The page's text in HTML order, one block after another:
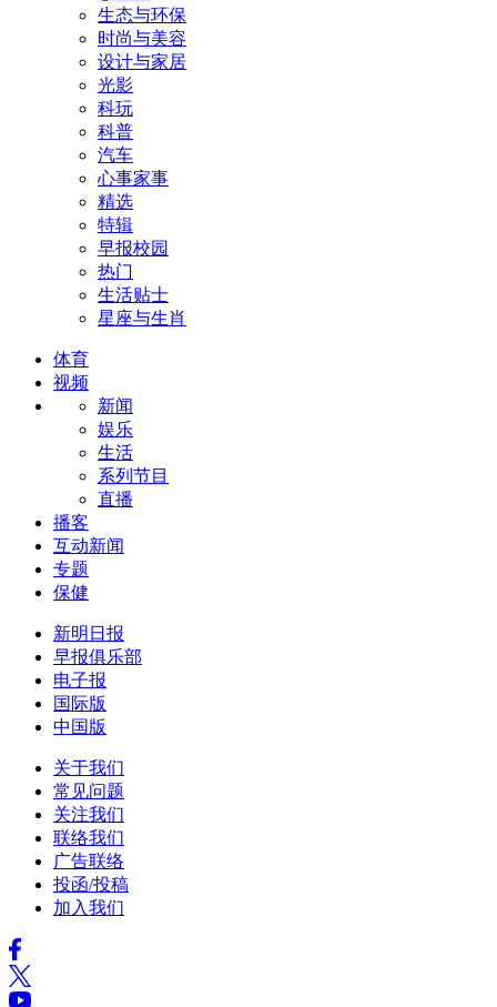
生态与环保
时尚与美容
设计与家居
光影
科玩
科普
汽车
心事家事
精选
特辑
早报校园
热门
生活贴士
星座与生肖
体育
视频
新闻
娱乐
生活
系列节目
直播
播客
互动新闻
专题
保健
新明日报
早报俱乐部
电子报
国际版
中国版
关于我们
常见问题
关注我们
联络我们
广告联络
投函/投稿
加入我们